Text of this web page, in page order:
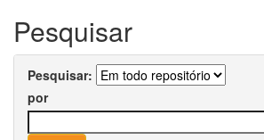
Pesquisar
Pesquisar:
por